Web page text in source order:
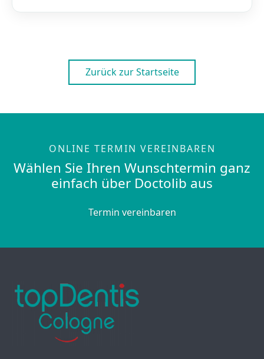
Zurück zur Startseite
ONLINE TERMIN VEREINBAREN
Wählen Sie Ihren Wunschtermin ganz
einfach über Doctolib aus
Termin vereinbaren